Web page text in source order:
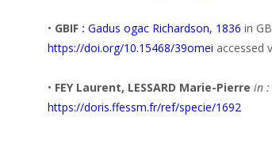
• GBIF : Gadus ogac Richardson, 1836 in
https://doi.org/10.15468/39omei accessed
• FEY Laurent, LESSARD Marie-Pierre in :
https://doris.ffessm.fr/ref/specie/1692